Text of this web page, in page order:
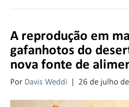
A reprodução em
gafanhotos do
nova fonte de
Por Davis Weddi | 26 de julho